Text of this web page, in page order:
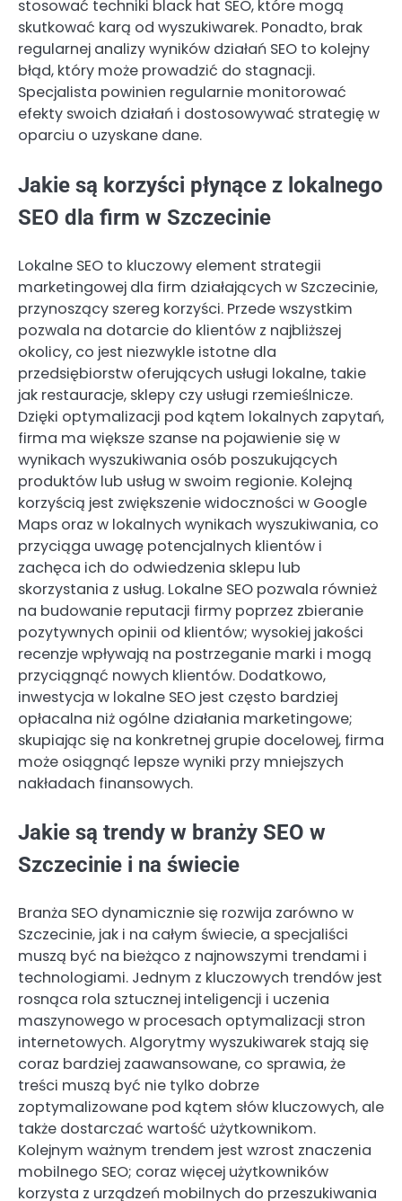
stosować techniki black hat SEO, które mogą
skutkować karą od wyszukiwarek. Ponadto, brak
regularnej analizy wyników działań SEO to kolejny
błąd, który może prowadzić do stagnacji.
Specjalista powinien regularnie monitorować
efekty swoich działań i dostosowywać strategię w
oparciu o uzyskane dane.
Jakie są korzyści płynące z lokalnego
SEO dla firm w Szczecinie
Lokalne SEO to kluczowy element strategii
marketingowej dla firm działających w Szczecinie,
przynoszący szereg korzyści. Przede wszystkim
pozwala na dotarcie do klientów z najbliższej
okolicy, co jest niezwykle istotne dla
przedsiębiorstw oferujących usługi lokalne, takie
jak restauracje, sklepy czy usługi rzemieślnicze.
Dzięki optymalizacji pod kątem lokalnych zapytań,
firma ma większe szanse na pojawienie się w
wynikach wyszukiwania osób poszukujących
produktów lub usług w swoim regionie. Kolejną
korzyścią jest zwiększenie widoczności w Google
Maps oraz w lokalnych wynikach wyszukiwania, co
przyciąga uwagę potencjalnych klientów i
zachęca ich do odwiedzenia sklepu lub
skorzystania z usług. Lokalne SEO pozwala również
na budowanie reputacji firmy poprzez zbieranie
pozytywnych opinii od klientów; wysokiej jakości
recenzje wpływają na postrzeganie marki i mogą
przyciągnąć nowych klientów. Dodatkowo,
inwestycja w lokalne SEO jest często bardziej
opłacalna niż ogólne działania marketingowe;
skupiając się na konkretnej grupie docelowej, firma
może osiągnąć lepsze wyniki przy mniejszych
nakładach finansowych.
Jakie są trendy w branży SEO w
Szczecinie i na świecie
Branża SEO dynamicznie się rozwija zarówno w
Szczecinie, jak i na całym świecie, a specjaliści
muszą być na bieżąco z najnowszymi trendami i
technologiami. Jednym z kluczowych trendów jest
rosnąca rola sztucznej inteligencji i uczenia
maszynowego w procesach optymalizacji stron
internetowych. Algorytmy wyszukiwarek stają się
coraz bardziej zaawansowane, co sprawia, że
treści muszą być nie tylko dobrze
zoptymalizowane pod kątem słów kluczowych, ale
także dostarczać wartość użytkownikom.
Kolejnym ważnym trendem jest wzrost znaczenia
mobilnego SEO; coraz więcej użytkowników
korzysta z urządzeń mobilnych do przeszukiwania